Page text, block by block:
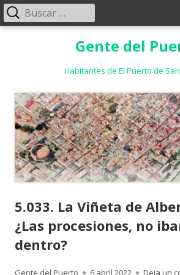
Gente del
Habitantes de El Puerto de
Menú
Buscar:
5.033. La Viñeta de
¿Las procesiones, no
dentro?
Autor
Gente del Puerto
Publicado
6 abril 2022 Deja un